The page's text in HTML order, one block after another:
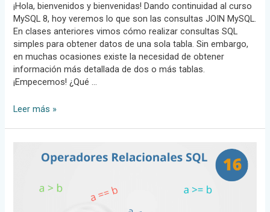
¡Hola, bienvenidos y bienvenidas! Dando continuidad al curso
MySQL 8, hoy veremos lo que son las consultas JOIN MySQL.
En clases anteriores vimos cómo realizar consultas SQL
simples para obtener datos de una sola tabla. Sin embargo,
en muchas ocasiones existe la necesidad de obtener
información más detallada de dos o más tablas.
¡Empecemos! ¿Qué …
Consultas
Leer más »